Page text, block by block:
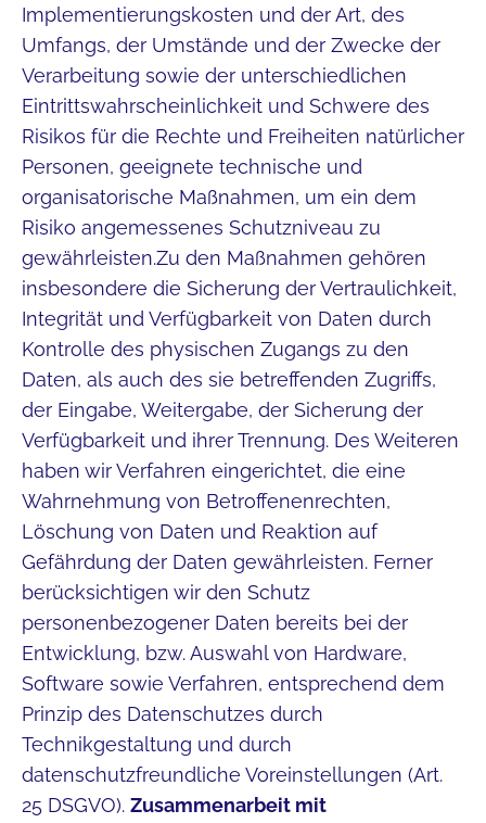
Implementierungskosten und der Art, des
Umfangs, der Umstände und der Zwecke der
Verarbeitung sowie der unterschiedlichen
Eintrittswahrscheinlichkeit und Schwere des
Risikos für die Rechte und Freiheiten natürlicher
Personen, geeignete technische und
organisatorische Maßnahmen, um ein dem
Risiko angemessenes Schutzniveau zu
gewährleisten.Zu den Maßnahmen gehören
insbesondere die Sicherung der Vertraulichkeit,
Integrität und Verfügbarkeit von Daten durch
Kontrolle des physischen Zugangs zu den
Daten, als auch des sie betreffenden Zugriffs,
der Eingabe, Weitergabe, der Sicherung der
Verfügbarkeit und ihrer Trennung. Des Weiteren
haben wir Verfahren eingerichtet, die eine
Wahrnehmung von Betroffenenrechten,
Löschung von Daten und Reaktion auf
Gefährdung der Daten gewährleisten. Ferner
berücksichtigen wir den Schutz
personenbezogener Daten bereits bei der
Entwicklung, bzw. Auswahl von Hardware,
Software sowie Verfahren, entsprechend dem
Prinzip des Datenschutzes durch
Technikgestaltung und durch
datenschutzfreundliche Voreinstellungen (Art.
25 DSGVO). Zusammenarbeit mit